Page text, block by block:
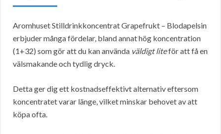
Aromhuset Stilldrinkkoncentrat Grapefrukt – Blodapelsin
erbjuder många fördelar, bland annat hög koncentration
(1+32) som gör att du kan använda väldigt liteför att få en
välsmakande och tydlig dryck.
Detta ger dig ett kostnadseffektivt alternativ eftersom
koncentratet varar länge, vilket minskar behovet av att
köpa ofta.